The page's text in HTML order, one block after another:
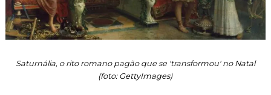
Saturnália, o rito romano pagão que se 'transformou' no Natal
(foto: GettyImages)